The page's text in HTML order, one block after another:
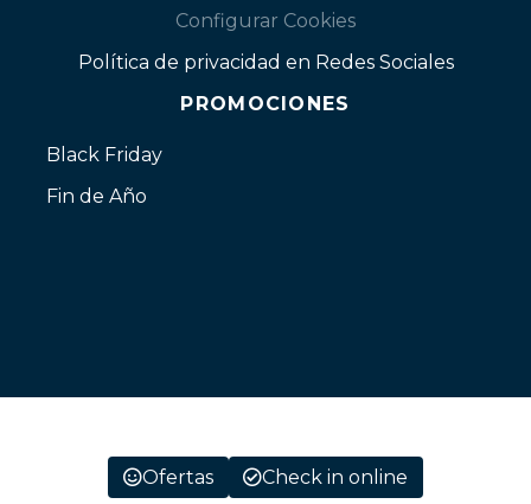
Ofertas Check in online
Configurar Cookies
Política de privacidad en Redes Sociales
PROMOCIONES
Black Friday
Fin de Año